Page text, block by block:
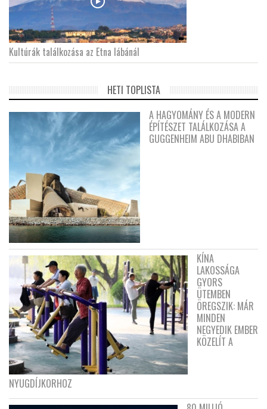
Kultúrák találkozása az Etna lábánál
HETI TOPLISTA
A HAGYOMÁNY ÉS A MODERN
ÉPÍTÉSZET TALÁLKOZÁSA A
GUGGENHEIM ABU DHABIBAN
KÍNA
LAKOSSÁGA
GYORS
ÜTEMBEN
ÖREGSZIK: MÁR
MINDEN
NEGYEDIK EMBER
KÖZELÍT A
NYUGDÍJKORHOZ